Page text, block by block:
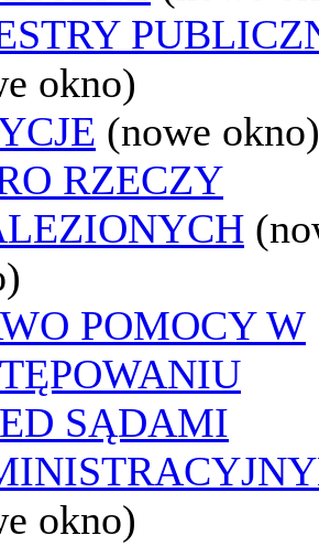
okno)
(nowe okno)
RZECZY
POMOCY W
SĄDAMI
okno)